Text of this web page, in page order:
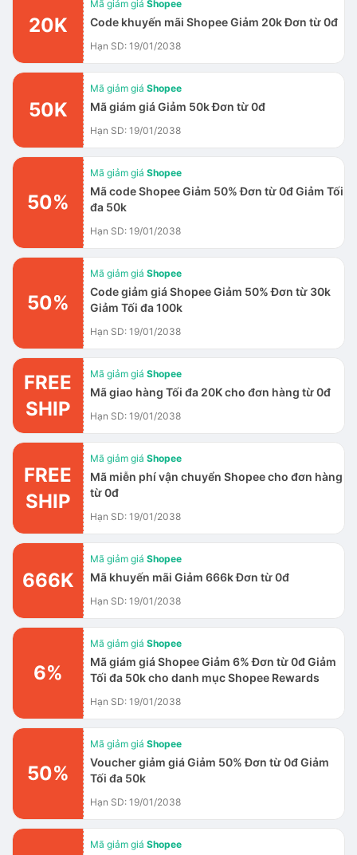
20K
Mã giảm giá Shopee
Code khuyến mãi Shopee Giảm 20k Đơn từ 0đ
Hạn SD: 19/01/2038
50K
Mã giảm giá Shopee
Mã giám giá Giảm 50k Đơn từ 0đ
Hạn SD: 19/01/2038
50%
Mã giảm giá Shopee
Mã code Shopee Giảm 50% Đơn từ 0đ Giảm Tối
đa 50k
Hạn SD: 19/01/2038
50%
Mã giảm giá Shopee
Code giảm giá Shopee Giảm 50% Đơn từ 30k
Giảm Tối đa 100k
Hạn SD: 19/01/2038
FREE
SHIP
Mã giảm giá Shopee
Mã giao hàng Tối đa 20K cho đơn hàng từ 0đ
Hạn SD: 19/01/2038
FREE
SHIP
Mã giảm giá Shopee
Mã miễn phí vận chuyển Shopee cho đơn hàng
từ 0đ
Hạn SD: 19/01/2038
666K
Mã giảm giá Shopee
Mã khuyến mãi Giảm 666k Đơn từ 0đ
Hạn SD: 19/01/2038
6%
Mã giảm giá Shopee
Mã giám giá Shopee Giảm 6% Đơn từ 0đ Giảm
Tối đa 50k cho danh mục Shopee Rewards
Hạn SD: 19/01/2038
50%
Mã giảm giá Shopee
Voucher giảm giá Giảm 50% Đơn từ 0đ Giảm
Tối đa 50k
Hạn SD: 19/01/2038
Mã giảm giá Shopee